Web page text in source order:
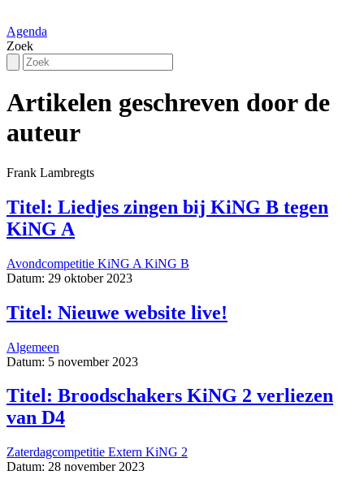
Agenda
Zoek
Artikelen geschreven door de
auteur
Frank Lambregts
Titel: Liedjes zingen bij KiNG B tegen
KiNG A
Avondcompetitie KiNG A KiNG B
Datum: 29 oktober 2023
Titel: Nieuwe website live!
Algemeen
Datum: 5 november 2023
Titel: Broodschakers KiNG 2 verliezen
van D4
Zaterdagcompetitie Extern KiNG 2
Datum: 28 november 2023